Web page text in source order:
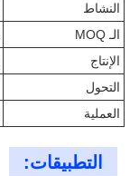
النشاط
الـ MOQ
الإنتاج
التحول
العملية
التطبيقات: